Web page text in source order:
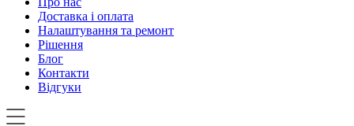
Доставка і оплата
Налаштування та ремонт
Рішення
Блог
Контакти
Відгуки